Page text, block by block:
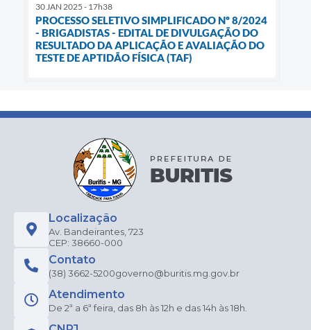
30 JAN 2025 - 17h38
PROCESSO SELETIVO SIMPLIFICADO Nº 8/2024
- BRIGADISTAS - EDITAL DE DIVULGAÇÃO DO
RESULTADO DA APLICAÇÃO E AVALIAÇÃO DO
TESTE DE APTIDÃO FÍSICA (TAF)
Localização
Av. Bandeirantes, 723
CEP: 38660-000
Contato
(38) 3662-5200governo@buritis.mg.gov.br
Atendimento
De 2ª a 6ª feira, das 8h às 12h e das 14h às 18h.